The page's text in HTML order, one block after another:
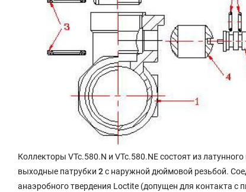
Коллекторы VTc.580.N и VTc.580.NЕ состоят из
выходные патрубки 2с наружной дюймовой резьбой.
анаэробного твердения Loctite (допущен для контакта